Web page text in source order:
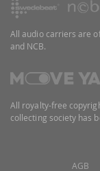
All audio carriers are
and NCB.
All royalty-free
collecting society has
AGB